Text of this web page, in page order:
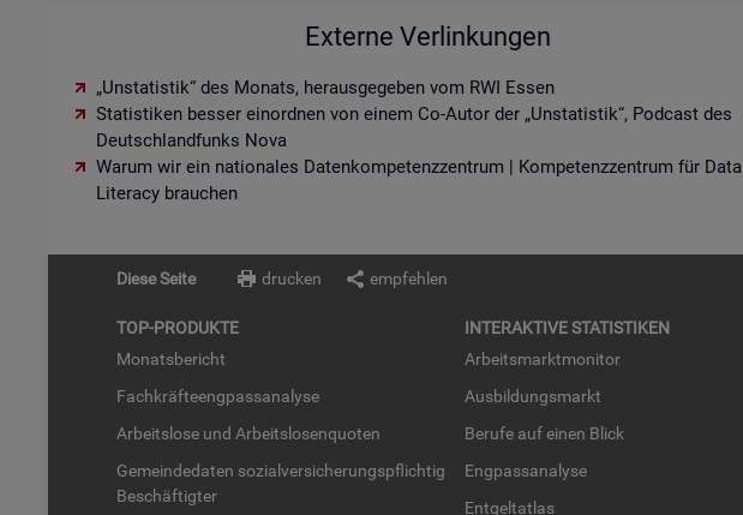
Externe Verlinkungen
„Unstatistik“ des Monats, herausgegeben vom RWI Essen
Statistiken besser einordnen von einem Co-Autor der „Unstatistik“, Podcast des
Deutschlandfunks Nova
Warum wir ein nationales Datenkompetenzzentrum | Kompetenzzentrum für Data
Literacy brauchen
Diese Seite drucken empfehlen
TOP-PRO­DUK­TE
Mo­nats­be­richt
Fach­kräf­te­eng­pass­ana­ly­se
Ar­beits­lo­se und Ar­beits­lo­sen­quo­ten
Ge­mein­de­da­ten so­zi­al­ver­si­che­rungs­pflich­tig
Be­schäf­tig­ter
IN­TER­AK­TI­VE STA­TIS­TI­KEN
Ar­beits­markt­mo­ni­tor
Aus­bil­dungs­markt
Be­ru­fe auf einen Blick
Eng­pass­ana­ly­se
Ent­gel­t­at­las